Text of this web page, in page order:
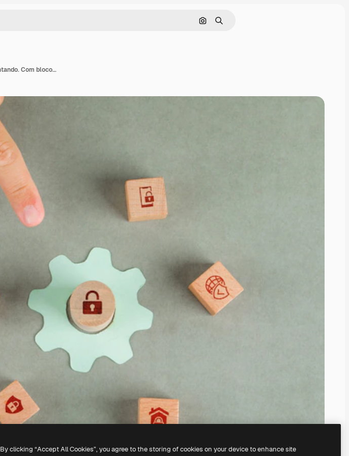
Pesquisar por imagem
Buscar
Conceitual da mão do homem de privacidade de dados apontando. Com blocos de madeira, ícone de configurações de papel.
By clicking “Accept All Cookies”, you agree to the storing of cookies on your device to enhance site